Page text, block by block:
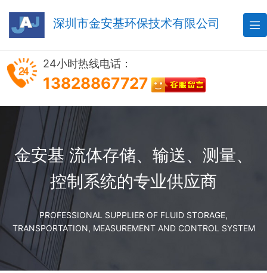
深圳市金安基环保技术有限公司 
24小时热线电话：
13828867727
金安基 流体存储、输送、测量、
控制系统的专业供应商
PROFESSIONAL SUPPLIER OF FLUID STORAGE,
TRANSPORTATION, MEASUREMENT AND CONTROL SYSTEM